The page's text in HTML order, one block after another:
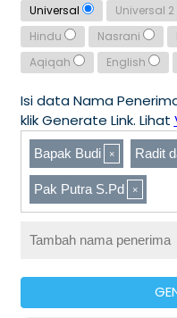
Universal Universal 2
Hindu
Nasrani
Aqiqah
English
Isi data Nama
klik Generate Link. Lihat
Bapak Budi Radit
Pak Putra S.Pd